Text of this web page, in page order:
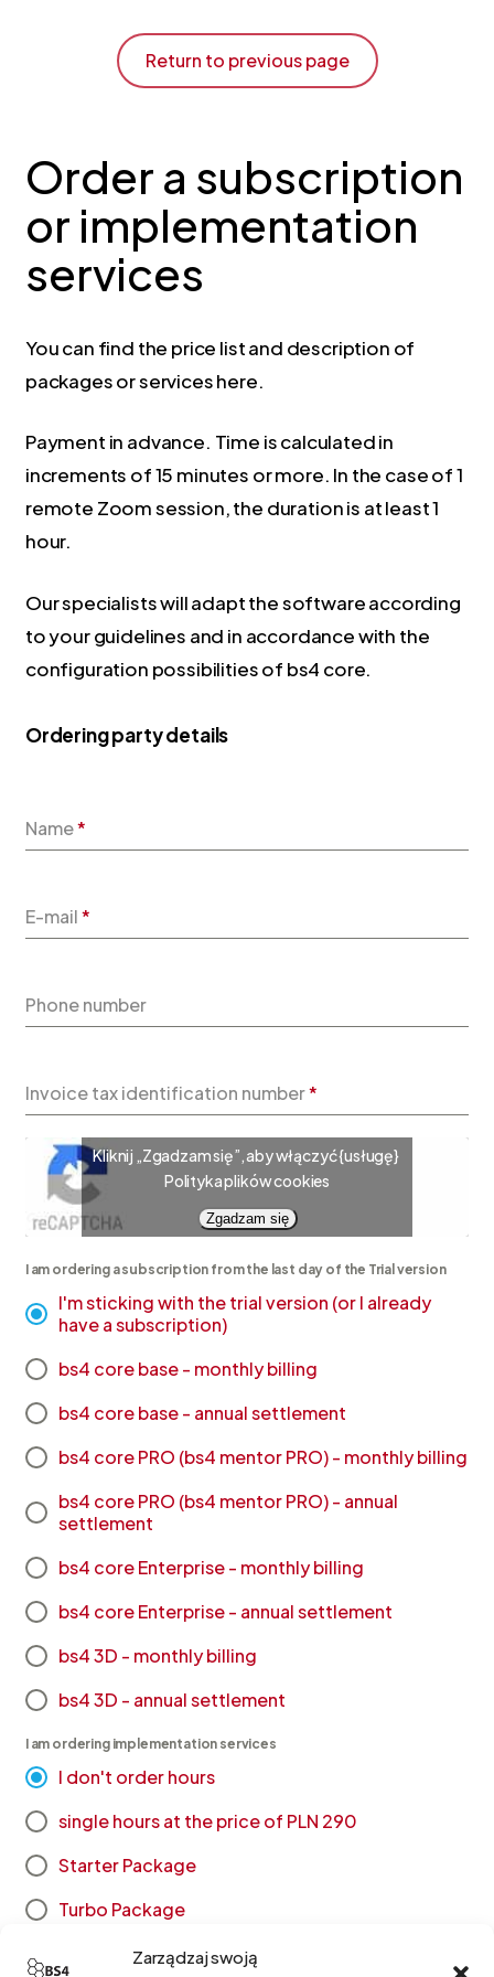
Zarządzaj swoją
Return to previous page
Order a subscription
or implementation
services
You can find the price list and description of
packages or services here.
Payment in advance. Time is calculated in
increments of 15 minutes or more. In the case of 1
remote Zoom session, the duration is at least 1
hour.
Our specialists will adapt the software according
to your guidelines and in accordance with the
configuration possibilities of bs4 core.
Ordering party details
Name*
E-mail*
Phone number
Invoice tax identification number*
Kliknij „Zgadzam się”, aby włączyć {usługę}
Polityka plików cookies
Zgadzam się
I am ordering a subscription from the last day of the Trial version
I'm sticking with the trial version (or I already
have a subscription)
bs4 core base - monthly billing
bs4 core base - annual settlement
bs4 core PRO (bs4 mentor PRO) - monthly billing
bs4 core PRO (bs4 mentor PRO) - annual
settlement
bs4 core Enterprise - monthly billing
bs4 core Enterprise - annual settlement
bs4 3D - monthly billing
bs4 3D - annual settlement
I am ordering implementation services
I don't order hours
single hours at the price of PLN 290
Starter Package
Turbo Package
pre-implementation workshops